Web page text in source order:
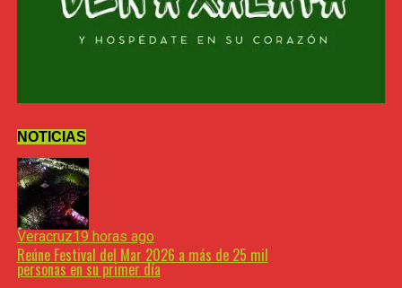
NOTICIAS
Veracruz19 horas ago
Reúne Festival del Mar 2026 a más de 25 mil
personas en su primer día